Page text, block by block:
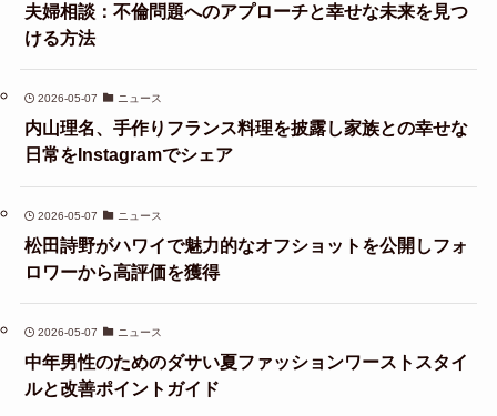
夫婦相談：不倫問題へのアプローチと幸せな未来を見つ
ける方法
2026-05-07 ニュース
内山理名、手作りフランス料理を披露し家族との幸せな
日常をInstagramでシェア
2026-05-07 ニュース
松田詩野がハワイで魅力的なオフショットを公開しフォ
ロワーから高評価を獲得
2026-05-07 ニュース
中年男性のためのダサい夏ファッションワーストスタイ
ルと改善ポイントガイド